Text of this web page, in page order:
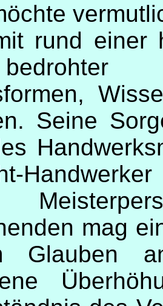
rund einer
Seine
mag
Glauben